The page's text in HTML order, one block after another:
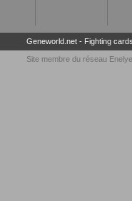
Geneworld.net- Fighting
Site membre du réseau Enelye